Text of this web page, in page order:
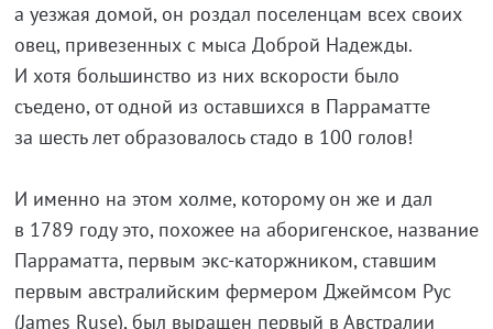
а уезжая домой, он роздал поселенцам всех своих
овец, привезенных с мыса Доброй Надежды.
И хотя большинство из них вскорости было
съедено, от одной из оставшихся в Парраматте
за шесть лет образовалось стадо в 100 голов!
И именно на этом холме, которому он же и дал
в 1789 году это, похожее на аборигенское, название
Парраматта, первым экс-каторжником, ставшим
первым австралийским фермером Джеймсом Рус
(James Ruse), был выращен первый в Австралии